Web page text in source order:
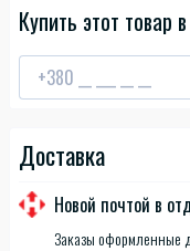
Купить этот товар
Доставка
Новой почтой в
Заказы оформленные